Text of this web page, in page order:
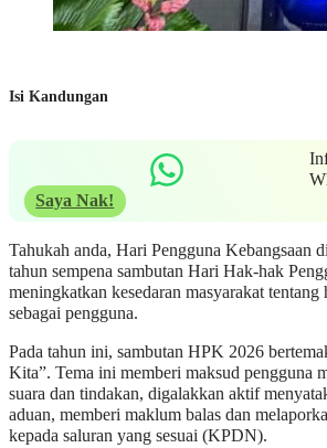
Isi Kandungan
Saya Nak!
Tahukah anda, Hari Pengguna Kebangsaan
tahun sempena sambutan Hari Hak-hak
meningkatkan kesedaran masyarakat
sebagai pengguna.
Pada tahun ini, sambutan HPK 2026
Kita”. Tema ini memberi maksud pengguna
suara dan tindakan, digalakkan aktif
aduan, memberi maklum balas dan
kepada saluran yang sesuai (KPDN).